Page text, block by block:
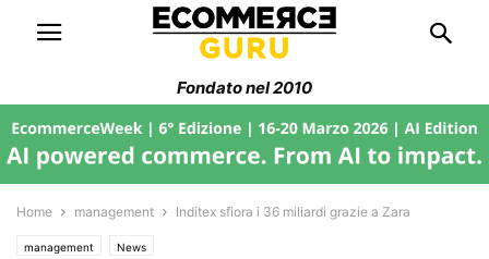
Fondato nel 2010
Home management Inditex sfiora i 36 miliardi grazie a Zara
management News